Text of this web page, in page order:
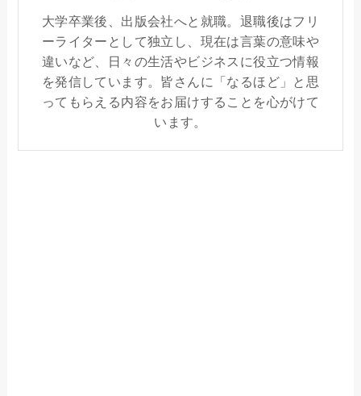
大学卒業後、出版会社へと就職。退職後はフリ
ーライターとして独立し、現在は言葉の意味や
違いなど、日々の生活やビジネスに役立つ情報
を発信しています。皆さんに「なるほど」と思
ってもらえる内容をお届けすることを心がけて
います。